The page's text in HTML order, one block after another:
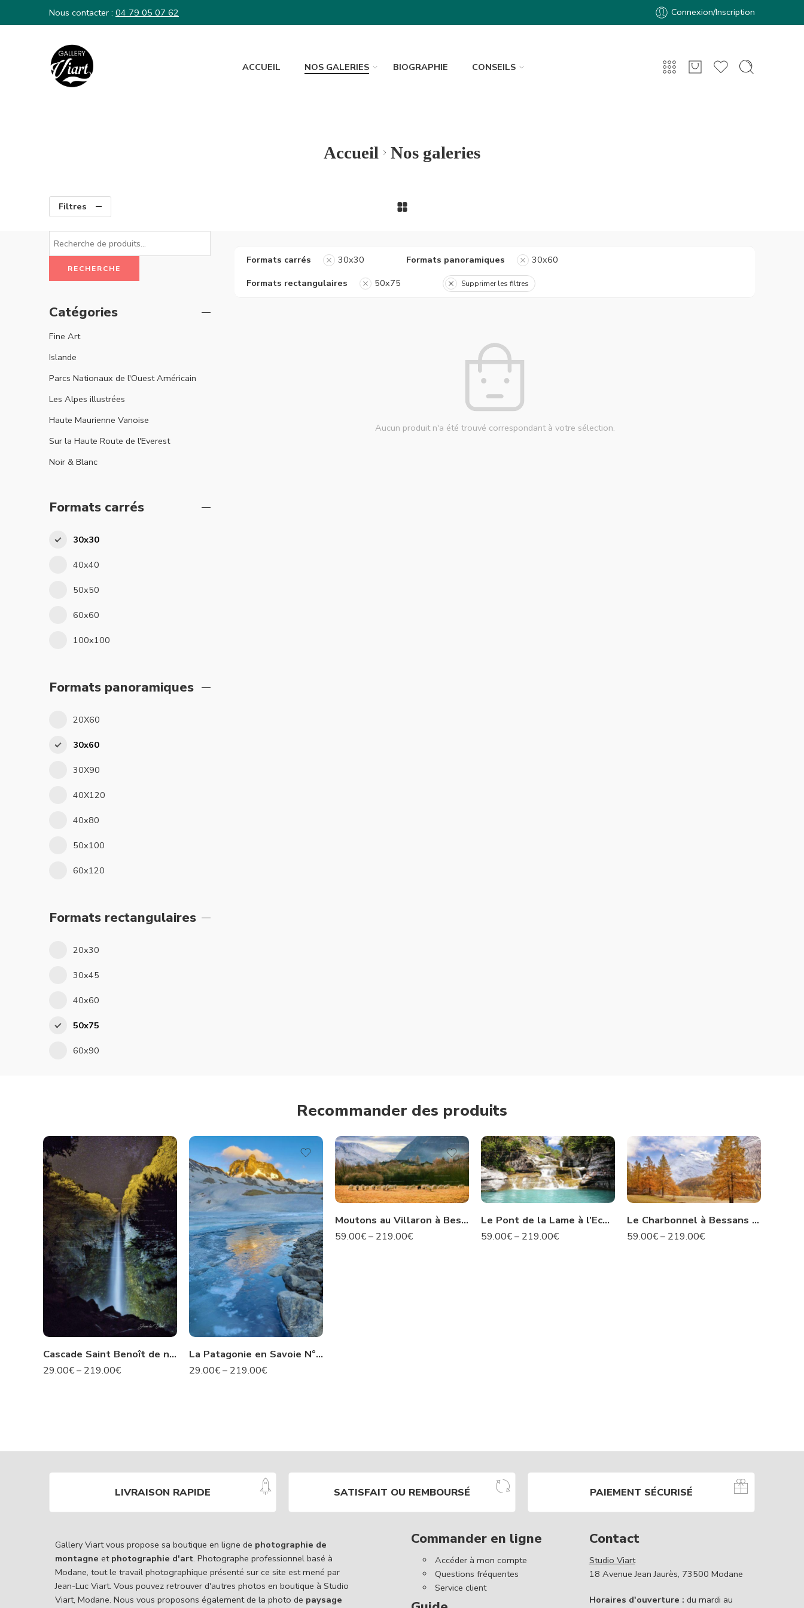
Nous contacter : 04 79 05 07 62 Connexion/Inscription
ACCUEIL NOS GALERIES BIOGRAPHIE CONSEILS
Accueil Nos galeries
Filtres
Formats carrés 30x30 Formats panoramiques
30x60
Formats rectangulaires
50x75 Supprimer les filtres
Aucun produit n'a été trouvé correspondant à votre sélection.
RECHERCHE
Catégories
Fine Art
Islande
Parcs Nationaux de l'Ouest Américain
Les Alpes illustrées
Haute Maurienne Vanoise
Sur la Haute Route de l'Everest
Noir & Blanc
Formats carrés
30x30
40x40
50x50
60x60
100x100
Formats panoramiques
20X60
30x60
30X90
40X120
40x80
50x100
60x120
Formats rectangulaires
20x30
30x45
40x60
50x75
60x90
Recommander des produits
Cascade Saint Benoît de nuit- Avrieux N°424
29.00€– 219.00€
La Patagonie en Savoie N°435
29.00€– 219.00€
Moutons au Villaron à Bessans – Savoie N°35
59.00€– 219.00€
Le Pont de la Lame à l’Ecot – Savoie N°67
59.00€– 219.00€
Le Charbonnel à Bessans – Savoie N°96
59.00€– 219.00€
LIVRAISON RAPIDE SATISFAIT OU REMBOURSÉ PAIEMENT SÉCURISÉ
Gallery Viart vous propose sa boutique en ligne de photographie de
montagne et photographie d'art. Photographe professionnel basé à
Modane, tout le travail photographique présenté sur ce site est mené par
Jean-Luc Viart. Vous pouvez retrouver d'autres photos en boutique à Studio
Viart, Modane. Nous vous proposons également de la photo de paysage
Commander en ligne
Accéder à mon compte
Questions fréquentes
Service client
Contact
Studio Viart
18 Avenue Jean Jaurès, 73500 Modane
Horaires d'ouverture : du mardi au